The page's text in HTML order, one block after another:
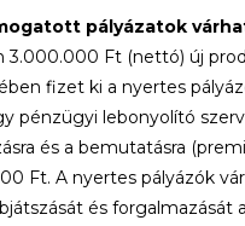
pályázatok
3.000.000 Ft (nettó) új
fizet ki a nyertes
pénzügyi lebonyolító
és a bemutatásra
Ft. A nyertes pályázók
és